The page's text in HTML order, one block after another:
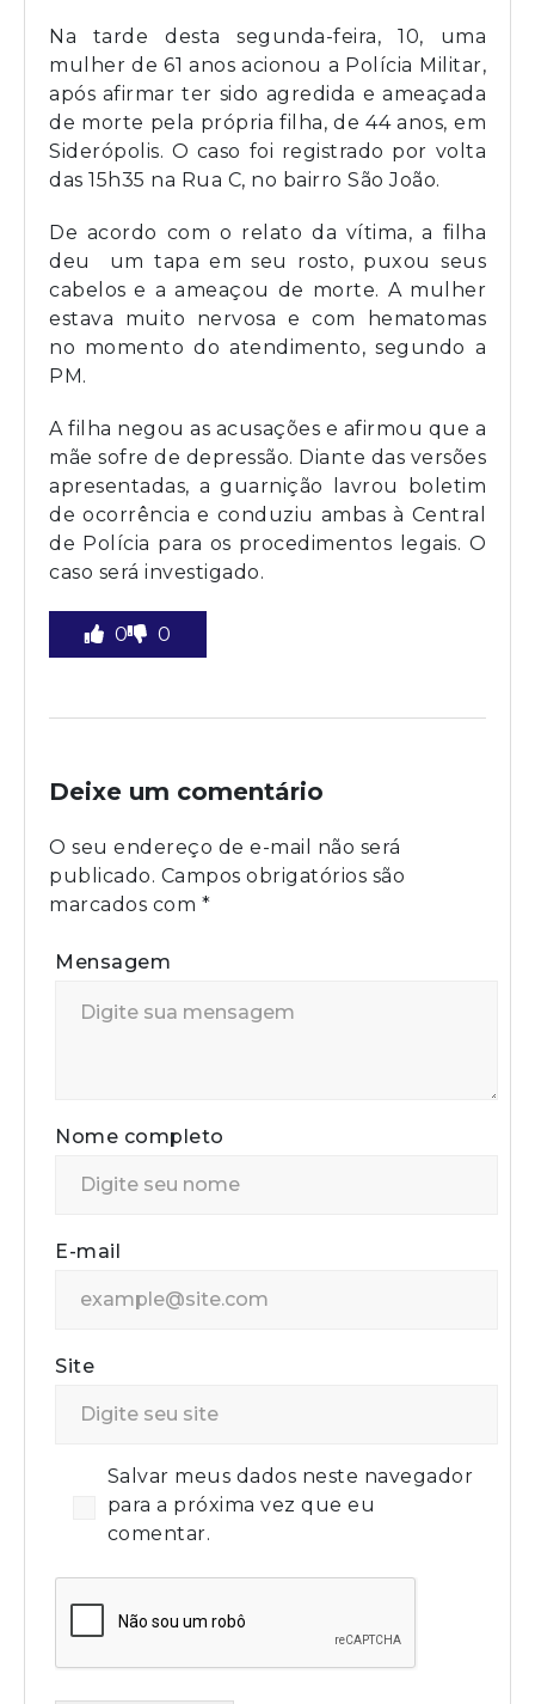
Na tarde desta segunda-feira, 10, uma
mulher de 61 anos acionou a Polícia Militar,
após afirmar ter sido agredida e ameaçada
de morte pela própria filha, de 44 anos, em
Siderópolis. O caso foi registrado por volta
das 15h35 na Rua C, no bairro São João.
De acordo com o relato da vítima, a filha
deu um tapa em seu rosto, puxou seus
cabelos e a ameaçou de morte. A mulher
estava muito nervosa e com hematomas
no momento do atendimento, segundo a
PM.
A filha negou as acusações e afirmou que a
mãe sofre de depressão. Diante das versões
apresentadas, a guarnição lavrou boletim
de ocorrência e conduziu ambas à Central
de Polícia para os procedimentos legais. O
caso será investigado.
0 0
Deixe um comentário
O seu endereço de e-mail não será
publicado. Campos obrigatórios são
marcados com *
Mensagem
Nome completo
E-mail
Site
Salvar meus dados neste navegador
para a próxima vez que eu
comentar.